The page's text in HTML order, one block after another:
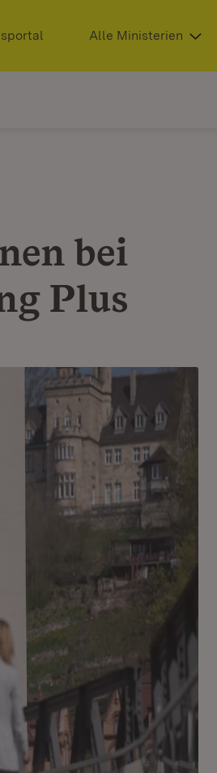
(Öffnet in neuem Fenster)
Alle Ministerien
bei
Plus